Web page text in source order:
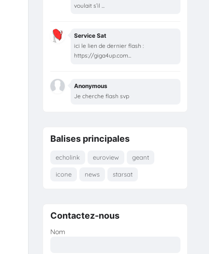
voulait s’il ...
Service Sat
ici le lien de dernier flash :
https://giga4up.com...
Anonymous
Je cherche flash svp
Balises principales
echolink euroview geant
icone news starsat
Contactez-nous
Nom